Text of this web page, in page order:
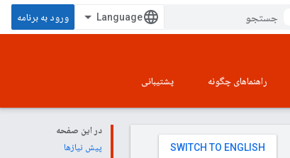
ورود به برنامه
راهنماهای چگونه پشتیبانی
در این صفحه
پیش نیازها